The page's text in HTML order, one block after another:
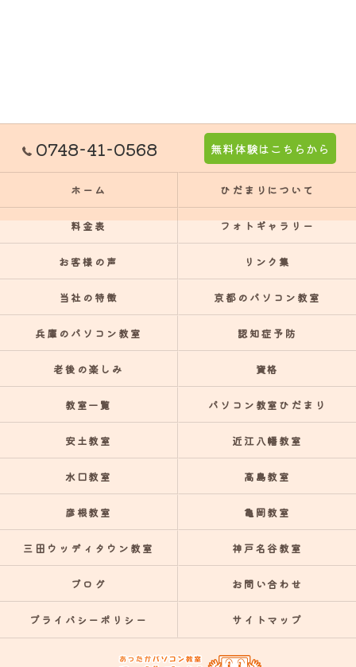
0748-41-0568 無料体験はこちらから
ホーム ひだまりについて
料金表 フォトギャラリー
お客様の声 リンク集
当社の特徴 京都のパソコン教室
兵庫のパソコン教室 認知症予防
老後の楽しみ 資格
教室一覧 パソコン教室ひだまり
安土教室 近江八幡教室
水口教室 高島教室
彦根教室 亀岡教室
三田ウッディタウン教室 神戸名谷教室
ブログ お問い合わせ
プライバシーポリシー サイトマップ